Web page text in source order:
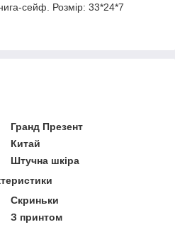
сейф. Розмір: 33*24*7
Гранд Презент
Китай
Штучна шкіра
Скриньки
З принтом